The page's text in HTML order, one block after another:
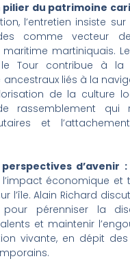
pilier du patrimoine
l’entretien insiste
comme vecteur
martiniquais.
Tour contribue à la
ancestraux liés à la
de la culture
rassemblement qui
et
d’avenir :
économique et
l’île. Alain Richard
pour pérenniser la
et maintenir
vivante, en dépit